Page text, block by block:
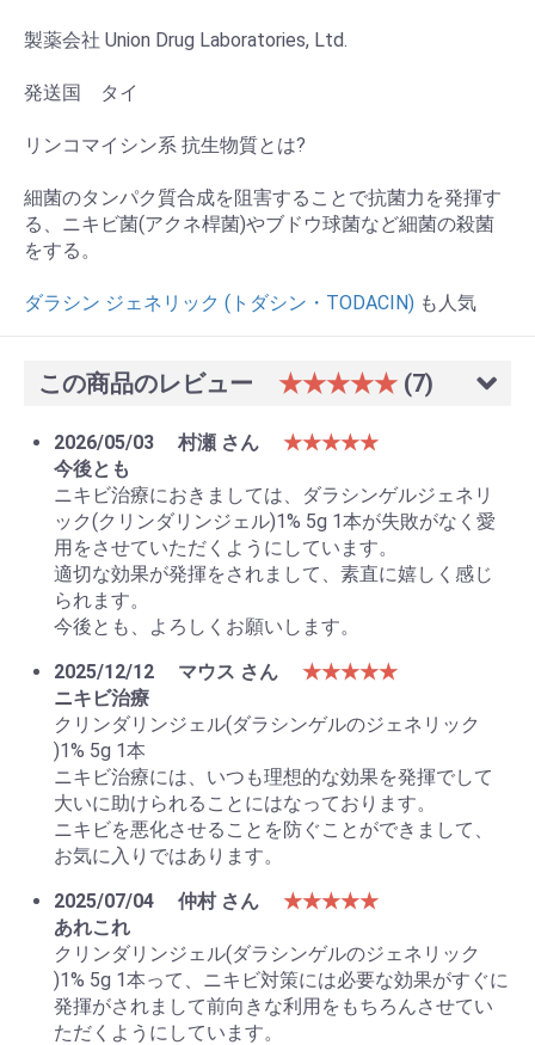
お買い物を続ける カートへ進む
製薬会社 Union Drug Laboratories, Ltd.
発送国 タイ
リンコマイシン系 抗生物質とは?
細菌のタンパク質合成を阻害することで抗菌力を発揮す
る、ニキビ菌(アクネ桿菌)やブドウ球菌など細菌の殺菌
をする。
ダラシン ジェネリック (トダシン・TODACIN) も人気
この商品のレビュー ★★★★★ (7)
2026/05/03 村瀬 さん
★★★★★
今後とも
ニキビ治療におきましては、ダラシンゲルジェネリ
ック(クリンダリンジェル)1% 5g 1本が失敗がなく愛
用をさせていただくようにしています。
適切な効果が発揮をされまして、素直に嬉しく感じ
られます。
今後とも、よろしくお願いします。
2025/12/12
マウス さん
★★★★★
ニキビ治療
クリンダリンジェル(ダラシンゲルのジェネリック
)1% 5g 1本
ニキビ治療には、いつも理想的な効果を発揮でして
大いに助けられることにはなっております。
ニキビを悪化させることを防ぐことができまして、
お気に入りではあります。
2025/07/04
仲村 さん
★★★★★
あれこれ
クリンダリンジェル(ダラシンゲルのジェネリック
)1% 5g 1本って、ニキビ対策には必要な効果がすぐに
発揮がされまして前向きな利用をもちろんさせてい
ただくようにしています。